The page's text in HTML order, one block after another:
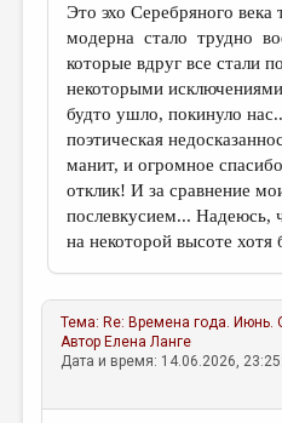
Это эхо Серебряного века
модерна стало трудно
которые вдруг все стали
некоторыми
будто ушло, покинуло
поэтическая
манит, и огромное
отклик! И за сравнение
послевкусием... Надеюсь,
на некоторой высоте
Тема: Re: Времена года. Июнь.
Автор Елена Ланге
Дата и время: 14.06.2026,